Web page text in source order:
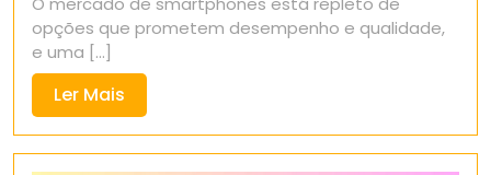
2025
opções que prometem desempenho e qualidade,
e uma [...]
Ler Mais
Mais